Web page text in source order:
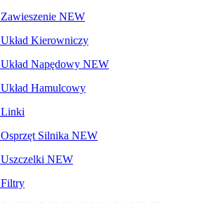
Zawieszenie NEW
Układ Kierowniczy
Układ Napędowy NEW
Układ Hamulcowy
Linki
Osprzęt Silnika NEW
Uszczelki NEW
Filtry